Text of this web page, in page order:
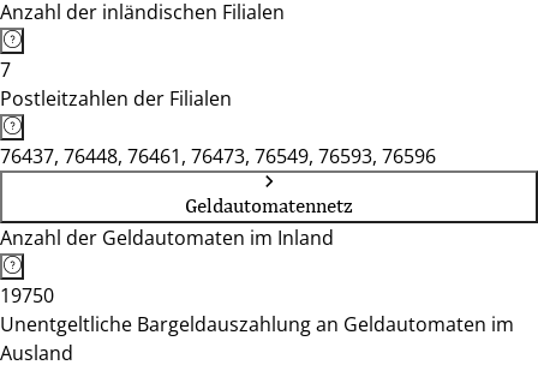
Anzahl der inländischen Filialen
7
Postleitzahlen der Filialen
76437, 76448, 76461, 76473, 76549, 76593, 76596
Geldautomatennetz
Anzahl der Geldautomaten im Inland
19750
Unentgeltliche Bargeldauszahlung an Geldautomaten im
Ausland